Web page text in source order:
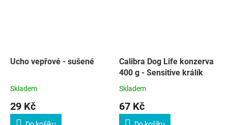
Ucho vepřové - sušené
Skladem
29 Kč
Calibra Dog Life konzerva
400 g - Sensitive králík
Skladem
67 Kč